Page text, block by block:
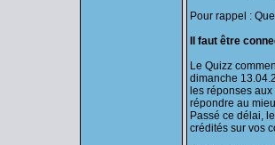
Pour rappel :
Il faut être
Le Quizz
dimanche
les réponses
répondre au
Passé ce délai,
crédités sur vos